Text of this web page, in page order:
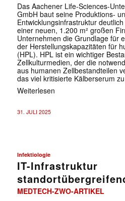
Das Aachener Life-Sciences-
GmbH baut seine Produktions-
Entwicklungsinfrastruktur
einer neuen, 1.200 m² großen
Unternehmen die Grundlage für
der Herstellungskapazitäten für
(HPL). HPL ist ein wichtiger
Zellkulturmedien, der die
aus humanen Zellbestandteilen
das viel kritisierte Kälberserum
Weiterlesen
31. JULI 2025
Infektiologie
IT-Infrastruktur
MEDTECH-ZWO-ARTIKEL